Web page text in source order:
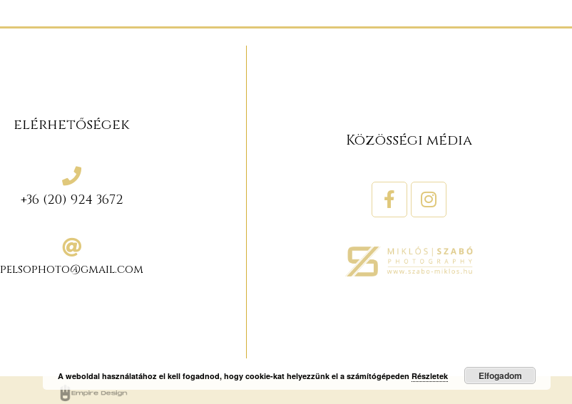
elérhetőségek
+36 (20) 924 3672
pelsophoto@gmail.com
Közösségi média
A weboldal használatához el kell fogadnod, hogy cookie-kat helyezzünk el a számítógépeden Részletek Elfogadom